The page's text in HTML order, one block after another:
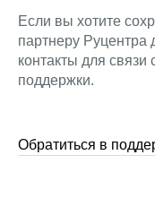
Если вы хотите
партнеру Руцентра
контакты для
поддержки.
Обратиться в